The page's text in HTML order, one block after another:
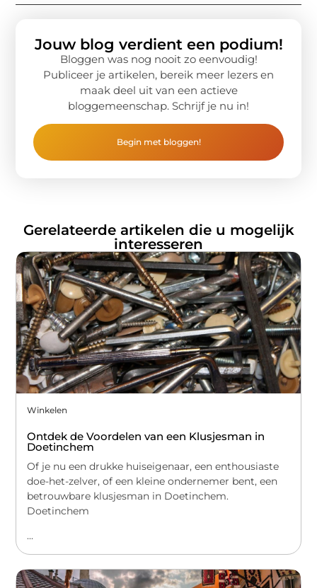
Jouw blog verdient een podium!
Bloggen was nog nooit zo eenvoudig!
Publiceer je artikelen, bereik meer lezers en
maak deel uit van een actieve
bloggemeenschap. Schrijf je nu in!
Begin met bloggen!
Gerelateerde artikelen die u mogelijk
interesseren
Winkelen
Ontdek de Voordelen van een Klusjesman in
Doetinchem
Of je nu een drukke huiseigenaar, een enthousiaste
doe-het-zelver, of een kleine ondernemer bent, een
betrouwbare klusjesman in Doetinchem.
Doetinchem
...